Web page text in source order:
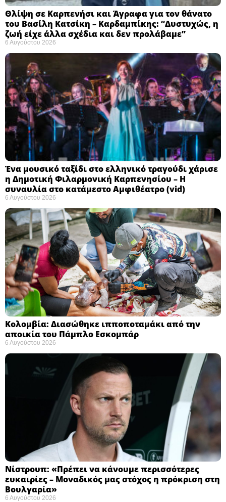
Θλίψη σε Καρπενήσι και Άγραφα για τον θάνατο
του Βασίλη Κατσίκη – Καρδαμπίκης: “Δυστυχώς, η
ζωή είχε άλλα σχέδια και δεν προλάβαμε”
6 Αυγούστου 2026
Ένα μουσικό ταξίδι στο ελληνικό τραγούδι χάρισε
η Δημοτική Φιλαρμονική Καρπενησίου – Η
συναυλία στο κατάμεστο Αμφιθέατρο (vid)
6 Αυγούστου 2026
Κολομβία: Διασώθηκε ιπποποταμάκι από την
αποικία του Πάμπλο Εσκομπάρ ​
6 Αυγούστου 2026
Νίστρουπ: «Πρέπει να κάνουμε περισσότερες
ευκαιρίες – Μοναδικός μας στόχος η πρόκριση στη
Βουλγαρία» ​
6 Αυγούστου 2026